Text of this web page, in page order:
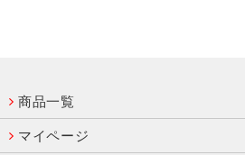
商品一覧
マイページ